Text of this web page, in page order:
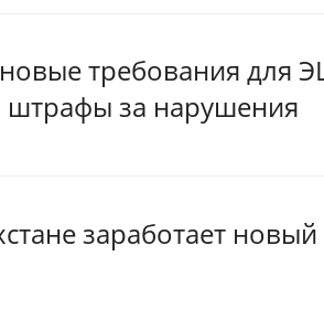
требования для
штрафы за нарушения
заработает